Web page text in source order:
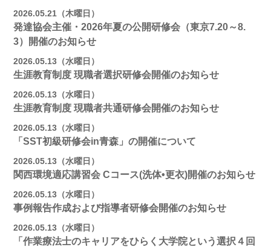
2026.05.21（木曜日）
発達協会主催・2026年夏の公開研修会（東京7.20～8.
3）開催のお知らせ
2026.05.13（水曜日）
生涯教育制度 現職者選択研修会開催のお知らせ
2026.05.13（水曜日）
生涯教育制度 現職者共通研修会開催のお知らせ
2026.05.13（水曜日）
「SST初級研修会in青森」の開催について
2026.05.13（水曜日）
関西環境適応講習会 Cコース(洗体•更衣)開催のお知らせ
2026.05.13（水曜日）
事例報告作成および指導者研修会開催のお知らせ
2026.05.13（水曜日）
「作業療法士のキャリアをひらく大学院という選択４回